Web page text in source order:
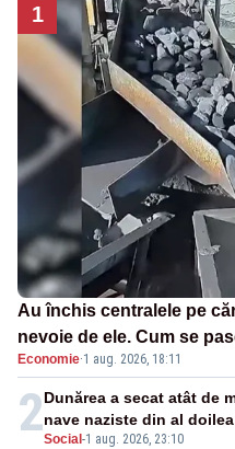
1
Au închis centralele pe
nevoie de ele. Cum se
energetică
Economie·1 aug. 2026, 18:11
2Social -1 aug. 2026, 23:10
Dunărea a secat atât de
nave naziste din al